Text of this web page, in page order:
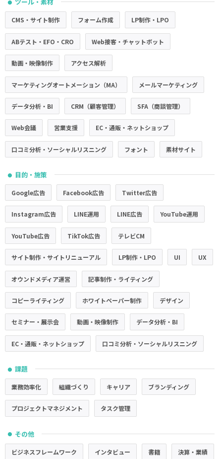
● ツール・素材
CMS・サイト制作 フォーム作成 LP制作・LPO
ABテスト・EFO・CRO Web接客・チャットボット
動画・映像制作 アクセス解析
マーケティングオートメーション（MA） メールマーケティング
データ分析・BI CRM（顧客管理） SFA（商談管理）
Web会議 営業支援 EC・通販・ネットショップ
口コミ分析・ソーシャルリスニング フォント 素材サイト
● 目的・施策
Google広告 Facebook広告 Twitter広告
Instagram広告 LINE運用 LINE広告 YouTube運用
YouTube広告 TikTok広告 テレビCM
サイト制作・サイトリニューアル LP制作・LPO UI UX
オウンドメディア運営 記事制作・ライティング
コピーライティング ホワイトペーパー制作 デザイン
セミナー・展示会 動画・映像制作 データ分析・BI
EC・通販・ネットショップ 口コミ分析・ソーシャルリスニング
● 課題
業務効率化 組織づくり キャリア ブランディング
プロジェクトマネジメント タスク管理
● その他
ビジネスフレームワーク インタビュー 書籍 決算・業績